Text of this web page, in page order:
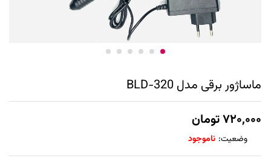
ماساژور برقی مدل BLD-320
۷۲۰,۰۰۰تومان
وضعیت: ناموجود